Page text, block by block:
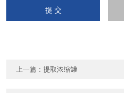
上一篇：提取浓缩罐